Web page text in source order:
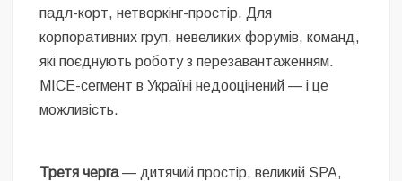
падл-корт, нетворкінг-простір. Для
корпоративних груп, невеликих форумів, команд,
які поєднують роботу з перезавантаженням.
MICE-сегмент в Україні недооцінений — і це
можливість.
Третя черга— дитячий простір, великий SPA,